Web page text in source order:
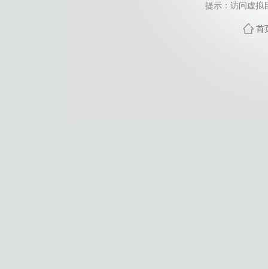
提示：访问虚拟
首